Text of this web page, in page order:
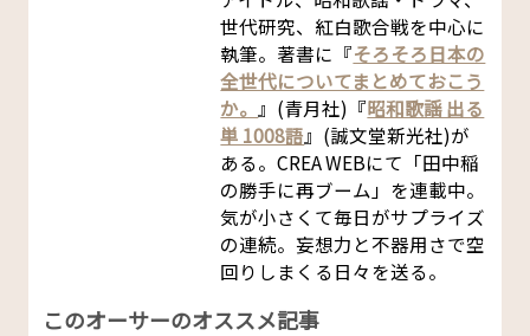
世代研究、紅白歌合戦を中心に
執筆。著書に『そろそろ日本の
全世代についてまとめておこう
か。 』(青月社)『昭和歌謡 出る
単 1008語』(誠文堂新光社)が
ある。CREA WEBにて「田中稲
の勝手に再ブーム」を連載中。
気が小さくて毎日がサプライズ
の連続。妄想力と不器用さで空
回りしまくる日々を送る。
このオーサーのオススメ記事